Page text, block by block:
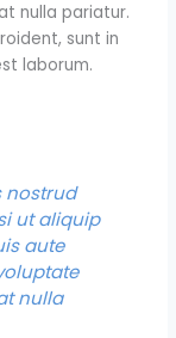
nulla pariatur.
sunt in
laborum.
nostrud
ut aliquip
aute
nulla